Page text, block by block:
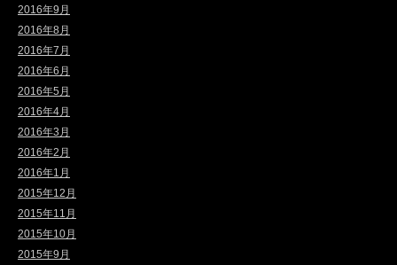
2016年9月
2016年8月
2016年7月
2016年6月
2016年5月
2016年4月
2016年3月
2016年2月
2016年1月
2015年12月
2015年11月
2015年10月
2015年9月